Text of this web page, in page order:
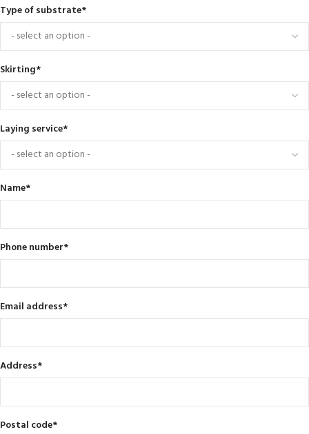
Type of substrate*
Skirting*
Laying service*
Name*
Phone number*
Email address*
Address*
Postal code*